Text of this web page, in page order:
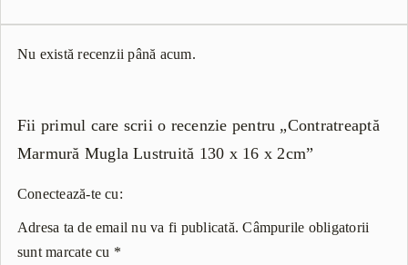
Nu există recenzii până acum.
Fii primul care scrii o recenzie pentru „Contratreaptă
Marmură Mugla Lustruită 130 x 16 x 2cm”
Conectează-te cu:
Adresa ta de email nu va fi publicată. Câmpurile obligatorii
sunt marcate cu *